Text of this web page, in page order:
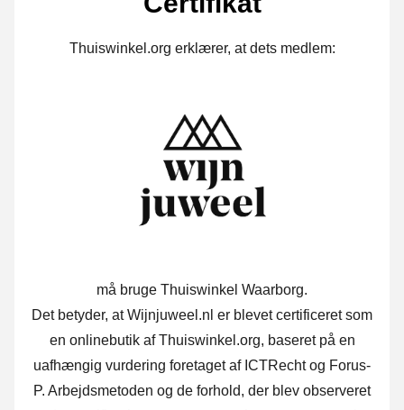
Thuiswinkel.org erklærer, at dets medlem:
må bruge Thuiswinkel Waarborg.
Det betyder, at Wijnjuweel.nl er blevet certificeret som
en onlinebutik af Thuiswinkel.org, baseret på en
uafhængig vurdering foretaget af ICTRecht og Forus-
P. Arbejdsmetoden og de forhold, der blev observeret